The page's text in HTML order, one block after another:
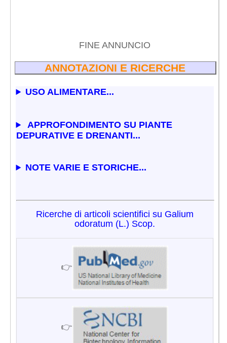
FINE ANNUNCIO
ANNOTAZIONI E RICERCHE
USO ALIMENTARE...
APPROFONDIMENTO SU PIANTE
DEPURATIVE E DRENANTI...
NOTE VARIE E STORICHE...
Ricerche di articoli scientifici su Galium
odoratum (L.) Scop.
👉
👉